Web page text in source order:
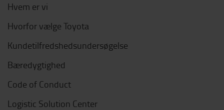
Hvem er vi
Hvorfor vælge Toyota
Kundetilfredshedsundersøgelse
Bæredygtighed
Code of Conduct
Logistic Solution Center